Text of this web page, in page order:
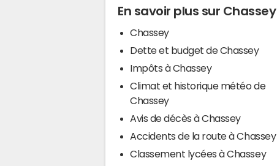
En savoir plus sur Chassey
Chassey
Dette et budget de Chassey
Impôts à Chassey
Climat et historique météo de
Chassey
Avis de décès à Chassey
Accidents de la route à Chassey
Classement lycées à Chassey